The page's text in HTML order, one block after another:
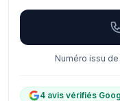
Numéro issu
4 avis vérifiés